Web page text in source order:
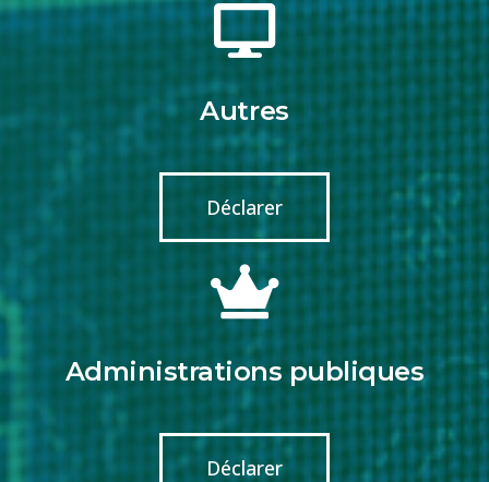
Autres
Déclarer
Administrations publiques
Déclarer